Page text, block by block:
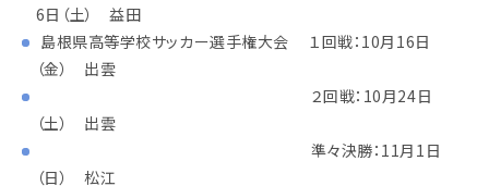
6日（土） 益田
島根県高等学校サッカー選手権大会 １回戦：10月16日
（金） 出雲
２回戦：10月24日
（土） 出雲
準々決勝：11月1日
（日） 松江